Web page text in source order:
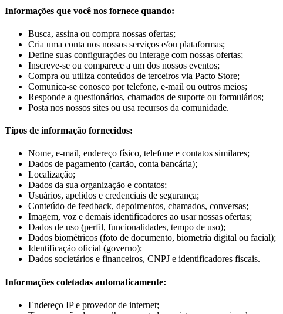
Informações que você nos fornece quando:
Busca, assina ou compra nossas ofertas;
Cria uma conta nos nossos serviços e/ou plataformas;
Define suas configurações ou interage com nossas ofertas;
Inscreve-se ou comparece a um dos nossos eventos;
Compra ou utiliza conteúdos de terceiros via Pacto Store;
Comunica-se conosco por telefone, e-mail ou outros meios;
Responde a questionários, chamados de suporte ou formulários;
Posta nos nossos sites ou usa recursos da comunidade.
Tipos de informação fornecidos:
Nome, e-mail, endereço físico, telefone e contatos similares;
Dados de pagamento (cartão, conta bancária);
Localização;
Dados da sua organização e contatos;
Usuários, apelidos e credenciais de segurança;
Conteúdo de feedback, depoimentos, chamados, conversas;
Imagem, voz e demais identificadores ao usar nossas ofertas;
Dados de uso (perfil, funcionalidades, tempo de uso);
Dados biométricos (foto de documento, biometria digital ou facial);
Identificação oficial (governo);
Dados societários e financeiros, CNPJ e identificadores fiscais.
Informações coletadas automaticamente:
Endereço IP e provedor de internet;